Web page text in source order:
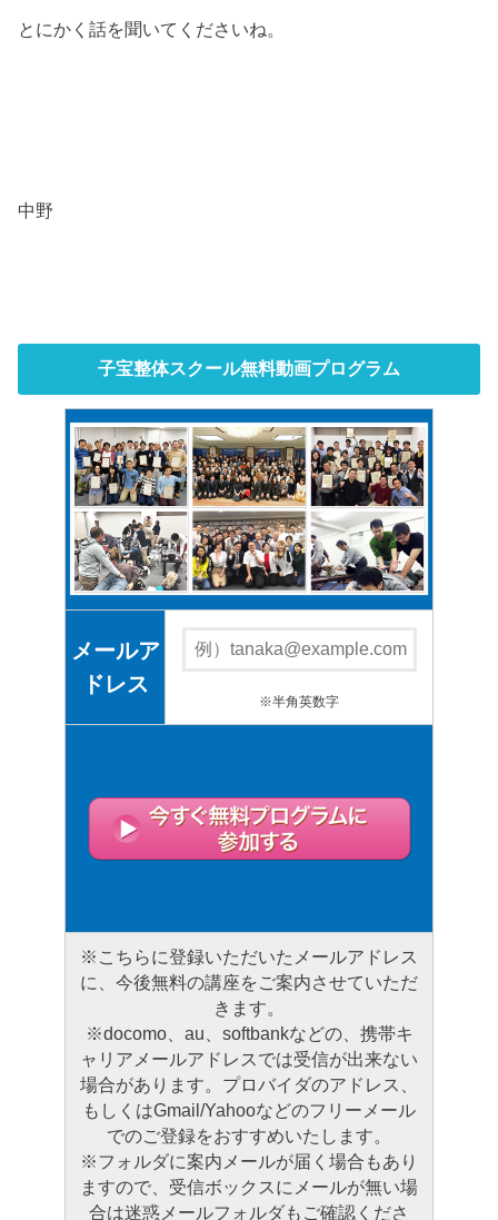
とにかく話を聞いてくださいね。
中野
子宝整体スクール無料動画プログラム
メールア
ドレス
※半角英数字
※こちらに登録いただいたメールアドレス
に、今後無料の講座をご案内させていただ
きます。
※docomo、au、softbankなどの、携帯キ
ャリアメールアドレスでは受信が出来ない
場合があります。プロバイダのアドレス、
もしくはGmail/Yahooなどのフリーメール
でのご登録をおすすめいたします。
※フォルダに案内メールが届く場合もあり
ますので、受信ボックスにメールが無い場
合は迷惑メールフォルダもご確認くださ